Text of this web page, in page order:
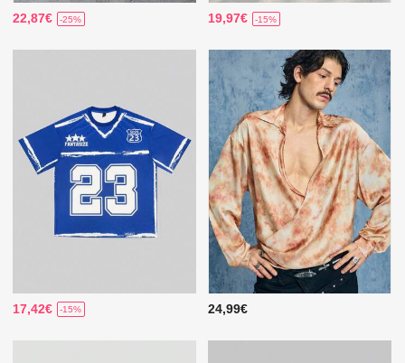
22,87€ -25% 19,97€ -15%
17,42€ -15% 24,99€